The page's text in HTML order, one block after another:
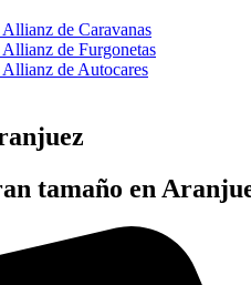
de Caravanas
de Furgonetas
de Autocares
tamaño en